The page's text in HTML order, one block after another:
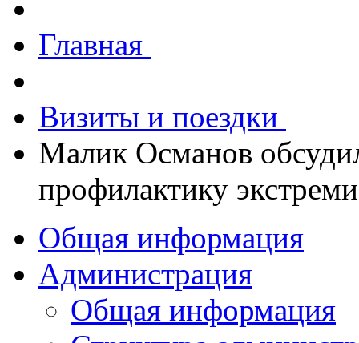
Главная
Визиты и поездки
Малик Османов
профилактику
Общая информация
Администрация
Общая информация